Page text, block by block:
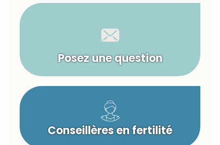
Posez une question
Conseillères en fertilité